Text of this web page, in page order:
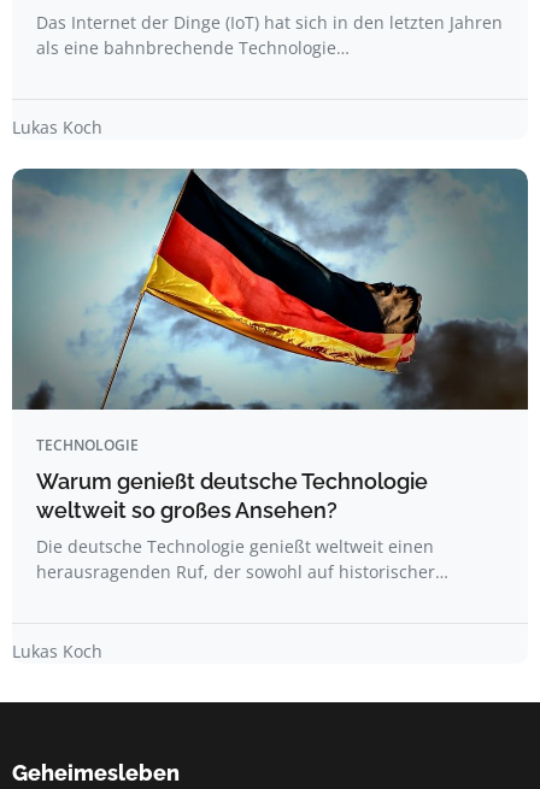
Das Internet der Dinge (IoT) hat sich in den letzten Jahren
als eine bahnbrechende Technologie…
Lukas Koch
TECHNOLOGIE
Warum genießt deutsche Technologie
weltweit so großes Ansehen?
Die deutsche Technologie genießt weltweit einen
herausragenden Ruf, der sowohl auf historischer…
Lukas Koch
Geheimesleben